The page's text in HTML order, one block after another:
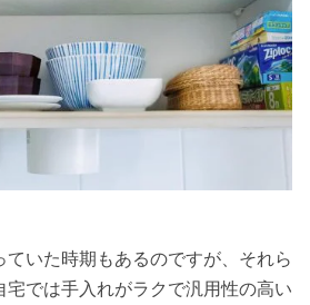
ていた時期もあるのですが、それら
宅では手入れがラクで汎用性の高い